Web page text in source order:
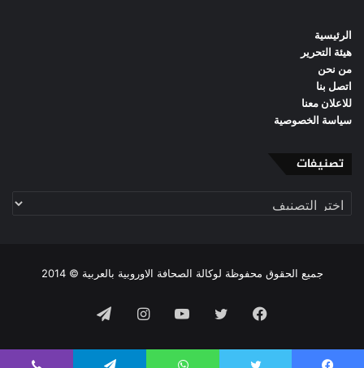
الرئيسية
هيئة التحرير
من نحن
اتصل بنا
للاعلان معنا
سياسة الخصوصية
تصنيفات
تصنيفات
جميع الحقوق محفوظة لوكالة الصحافة الاوروبية بالعربية © 2014
فيسبوك تويتر يوتيوبانستقرامتيلقرام